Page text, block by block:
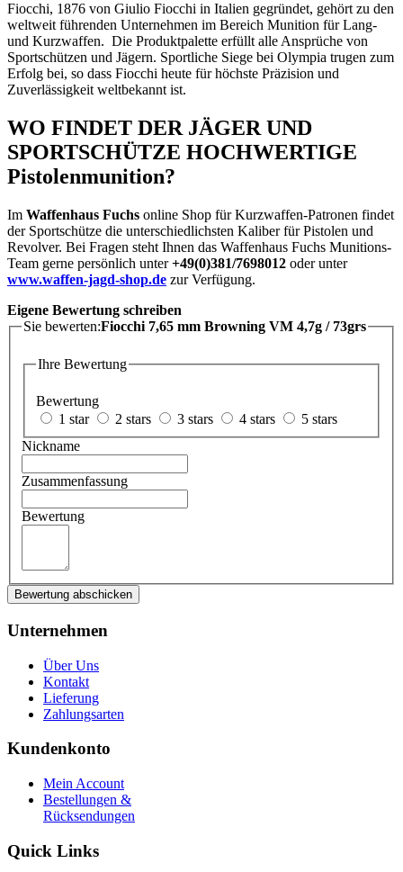
Fiocchi, 1876 von Giulio Fiocchi in Italien gegründet, gehört zu den
weltweit führenden Unternehmen im Bereich Munition für Lang-
und Kurzwaffen. Die Produktpalette erfüllt alle Ansprüche von
Sportschützen und Jägern. Sportliche Siege bei Olympia trugen zum
Erfolg bei, so dass Fiocchi heute für höchste Präzision und
Zuverlässigkeit weltbekannt ist.
WO FINDET DER JÄGER UND
SPORTSCHÜTZE HOCHWERTIGE
Pistolenmunition?
Im Waffenhaus Fuchs online Shop für Kurzwaffen-Patronen findet
der Sportschütze die unterschiedlichsten Kaliber für Pistolen und
Revolver. Bei Fragen steht Ihnen das Waffenhaus Fuchs Munitions-
Team gerne persönlich unter+49(0)381/7698012 oder unter
www.waffen-jagd-shop.de zur Verfügung.
Eigene Bewertung schreiben
Sie bewerten:Fiocchi 7,65 mm Browning VM 4,7g / 73grs
Ihre Bewertung
Bewertung
1 star
2 stars 3 stars 4 stars
5 stars
Nickname
Zusammenfassung
Bewertung
Bewertung abschicken
Unternehmen
Über Uns
Kontakt
Lieferung
Zahlungsarten
Kundenkonto
Mein Account
Bestellungen &
Rücksendungen
Quick Links